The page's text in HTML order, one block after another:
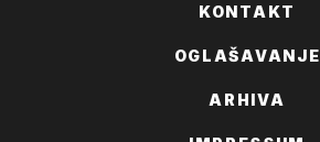
KONTAKT
OGLAŠAVANJE
ARHIVA